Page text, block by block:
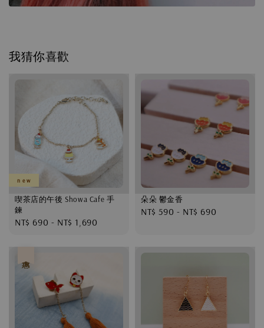
我猜你喜歡
n e w
喫茶店的午後 Showa Cafe 手
鍊
Regular
NT$ 690 - NT$ 1,690
朵朵 鬱金香
Regular
NT$ 590 - NT$ 690